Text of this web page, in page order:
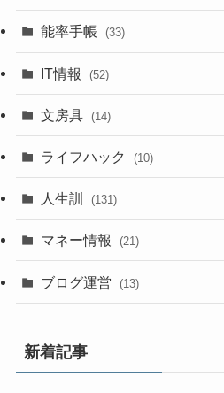
能率手帳 (33)
IT情報 (52)
文房具 (14)
ライフハック (10)
人生訓 (131)
マネー情報 (21)
ブログ運営 (13)
新着記事